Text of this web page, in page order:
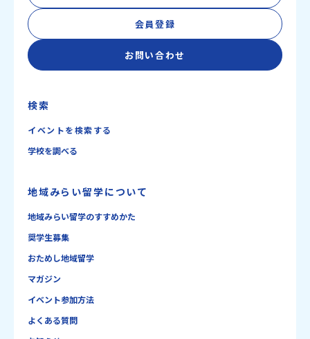
会員登録
お問い合わせ
検索
イベントを検索する
学校を調べる
地域みらい留学について
地域みらい留学のすすめかた
奨学生募集
おためし地域留学
マガジン
イベント参加方法
よくある質問